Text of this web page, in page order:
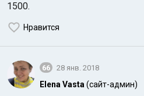
1500.
Нравится
66 28 янв. 2018
Elena Vasta (сайт-админ)